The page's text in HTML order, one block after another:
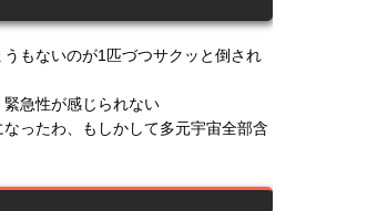
もないのが1匹づつサクッと倒され
急性が感じられない
ったわ、もしかして多元宇宙全部含